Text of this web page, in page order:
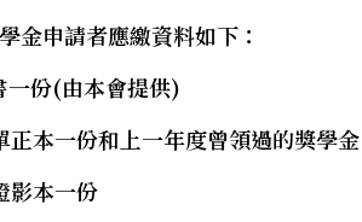
金申請者應繳資料如下：
份(由本會提供)
本一份和上一年度曾領過的獎學
本一份